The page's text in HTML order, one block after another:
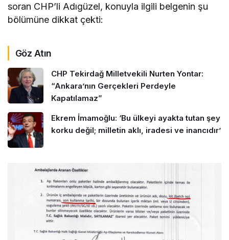
soran CHP’li Adıgüzel, konuyla ilgili belgenin şu
bölümüne dikkat çekti:
Göz Atın
CHP Tekirdağ Milletvekili Nurten Yontar:
“Ankara’nın Gerçekleri Perdeyle
Kapatılamaz”
Ekrem İmamoğlu: ‘Bu ülkeyi ayakta tutan şey
korku değil; milletin aklı, iradesi ve inancıdır’